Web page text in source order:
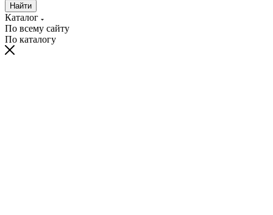
Найти
Каталог
По всему сайту
По каталогу